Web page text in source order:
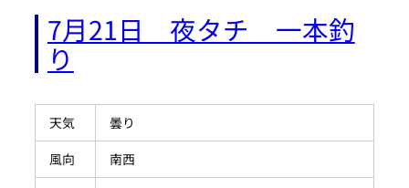
7月21日 夜タチ 一本釣
り
天気
曇り
風向
南西